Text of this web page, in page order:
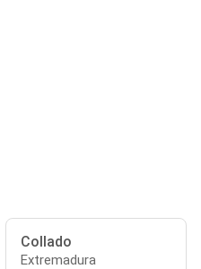
Collado
Extremadura